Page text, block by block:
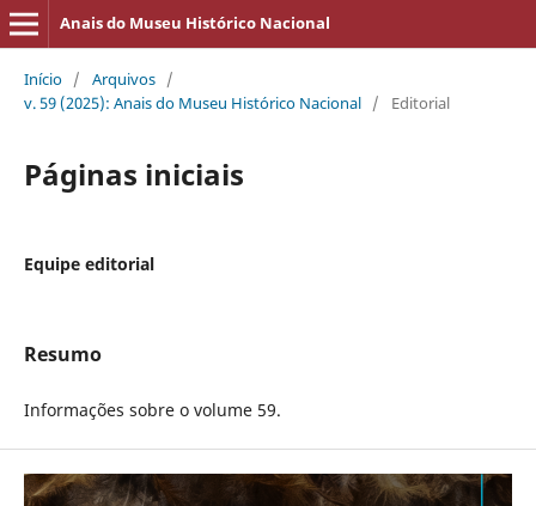
Anais do Museu Histórico Nacional
Início / Arquivos /
v. 59 (2025): Anais do Museu Histórico Nacional / Editorial
Páginas iniciais
Equipe editorial
Resumo
Informações sobre o volume 59.